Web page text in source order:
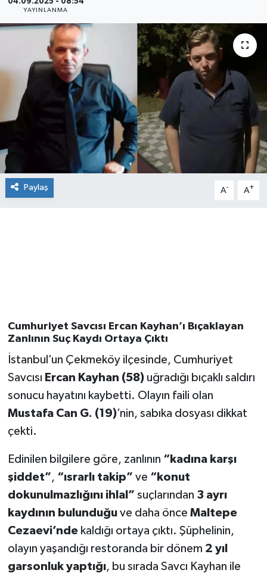
04.09.2025 - 08:54
YAYINLANMA
Paylaş A- A+
Cumhuriyet Savcısı Ercan Kayhan’ı Bıçaklayan
Zanlının Suç Kaydı Ortaya Çıktı
İstanbul’un Çekmeköy ilçesinde, Cumhuriyet
Savcısı Ercan Kayhan (58)uğradığı bıçaklı saldırı
sonucu hayatını kaybetti. Olayın faili olan
Mustafa Can G. (19)’nin, sabıka dosyası dikkat
çekti.
Edinilen bilgilere göre, zanlının “kadına karşı
şiddet”, “ısrarlı takip” ve “konut
dokunulmazlığını ihlal” suçlarından 3 ayrı
kaydının bulunduğuve daha önce Maltepe
Cezaevi’ndekaldığı ortaya çıktı. Şüphelinin,
olayın yaşandığı restoranda bir dönem 2 yıl
garsonluk yaptığı, bu sırada Savcı Kayhan ile